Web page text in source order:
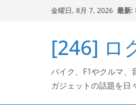
金曜日, 8月 7, 2026 最新:
[246] ロ
バイク、F1やクルマ、
ガジェットの話題を日